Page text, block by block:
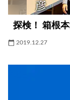
探検！ 箱根
2019.12.27